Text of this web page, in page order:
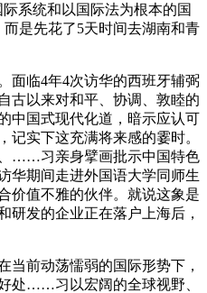
系统和以国际法为根本的国
而是先花了5天时间去湖南和青
临4年4次访华的西班牙辅弼
古以来对和平、协调、敦睦的
中国式现代化道，暗示应认可
记实下这充满将来感的霎时。
……习亲身擘画批示中国特色
华期间走进外国语大学同师生
价值不雅的伙伴。就说这象是
研发的企业正在落户上海后，
前动荡懦弱的国际形势下，
处……习以宏阔的全球视野、